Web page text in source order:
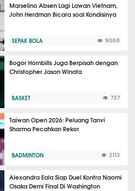
Marselino Absen Lagi Lawan Vietnam,
John Herdman Bicara soal Kondisinya
SEPAK BOLA 9068
Bogor Hornbills Juga Berpisah dengan
Christopher Jason Winata
BASKET 737
Taiwan Open 2026: Peluang Tanvi
Sharma Pecahkan Rekor
BADMINTON 2113
Alexandra Eala Siap Duel Kontra Naomi
Osaka Demi Final Di Washington